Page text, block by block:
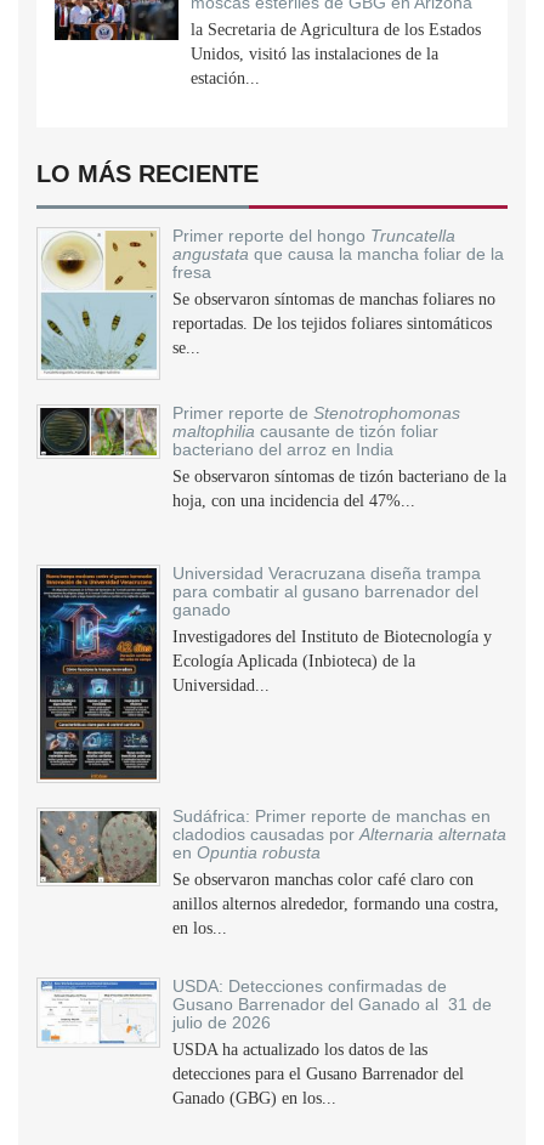
la Secretaria de Agricultura de los Estados
Unidos, visitó las instalaciones de la
estación...
LO MÁS RECIENTE
Primer reporte del hongo Truncatella
angustata que causa la mancha foliar de la
fresa
Se observaron síntomas de manchas foliares no
reportadas. De los tejidos foliares sintomáticos
se...
Primer reporte de Stenotrophomonas
maltophilia causante de tizón foliar
bacteriano del arroz en India
Se observaron síntomas de tizón bacteriano de la
hoja, con una incidencia del 47%...
Universidad Veracruzana diseña trampa
para combatir al gusano barrenador del
ganado
Investigadores del Instituto de Biotecnología y
Ecología Aplicada (Inbioteca) de la
Universidad...
Sudáfrica: Primer reporte de manchas en
cladodios causadas por Alternaria alternata
en Opuntia robusta
Se observaron manchas color café claro con
anillos alternos alrededor, formando una costra,
en los...
USDA: Detecciones confirmadas de
Gusano Barrenador del Ganado al 31 de
julio de 2026
USDA ha actualizado los datos de las
detecciones para el Gusano Barrenador del
Ganado (GBG) en los...